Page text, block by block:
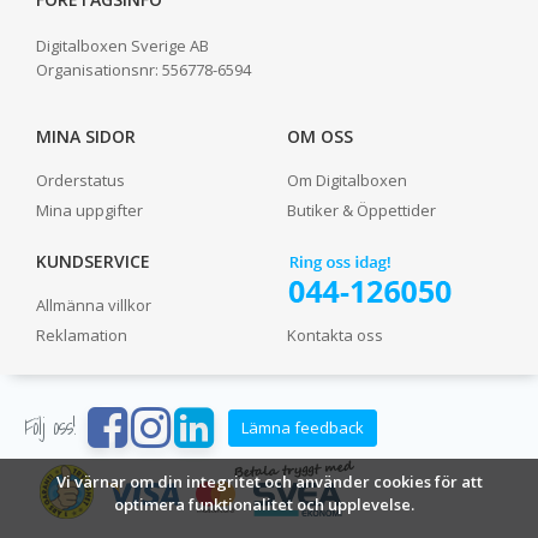
Vi värnar om din integritet och använder cookies för att
optimera funktionalitet och upplevelse.
Digitalboxen Sverige AB
Organisationsnr: 556778-6594
MINA SIDOR
Orderstatus
Mina uppgifter
OM OSS
Om Digitalboxen
Butiker & Öppettider
KUNDSERVICE
Allmänna villkor
Reklamation
Kontakta oss
Följ oss! Lämna feedback